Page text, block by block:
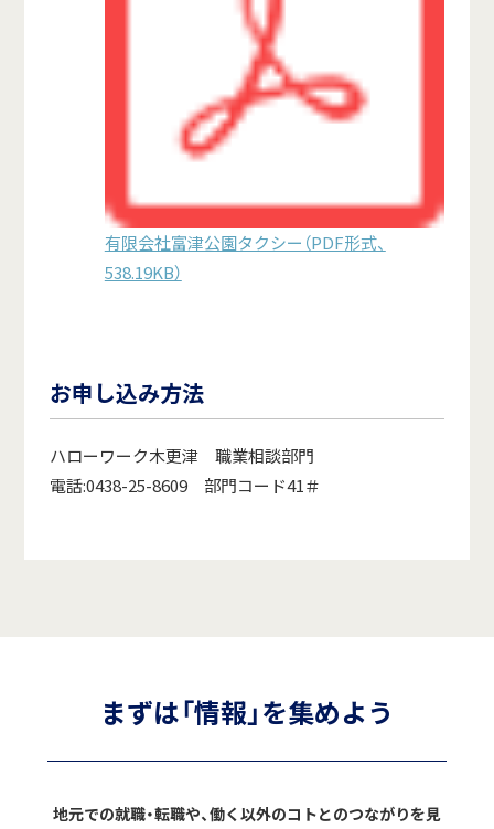
有限会社富津公園タクシー（PDF形式、
538.19KB）
お申し込み方法
ハローワーク木更津 職業相談部門
電話:0438-25-8609 部門コード41＃
まずは「情報」を集めよう
地元での就職・転職や、働く以外のコトとのつながりを見